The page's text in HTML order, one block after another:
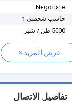
Negotiate
حاسب شخصي 1
5000 طن / شهر
عرض المزيد
تفاصيل الاتصال